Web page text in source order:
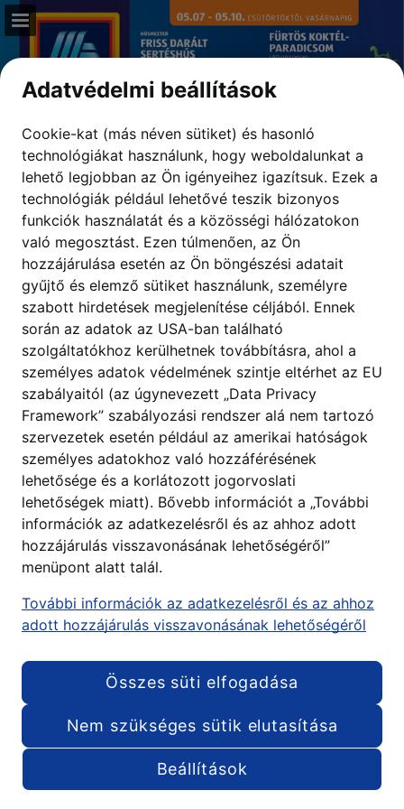
aldi.hu
Letöltés PDF
Keresés
Adatvédelmi irányelvek megtekintése
Adatvédelmi beállítások
Cookie-kat (más néven sütiket) és hasonló
technológiákat használunk, hogy weboldalunkat a
lehető legjobban az Ön igényeihez igazítsuk. Ezek a
technológiák például lehetővé teszik bizonyos
funkciók használatát és a közösségi hálózatokon
való megosztást. Ezen túlmenően, az Ön
hozzájárulása esetén az Ön böngészési adatait
gyűjtő és elemző sütiket használunk, személyre
szabott hirdetések megjelenítése céljából. Ennek
során az adatok az USA-ban található
szolgáltatókhoz kerülhetnek továbbításra, ahol a
személyes adatok védelmének szintje eltérhet az EU
szabályaitól (az úgynevezett „Data Privacy
Framework” szabályozási rendszer alá nem tartozó
szervezetek esetén például az amerikai hatóságok
személyes adatokhoz való hozzáférésének
lehetősége és a korlátozott jogorvoslati
lehetőségek miatt). Bővebb információt a „További
információk az adatkezelésről és az ahhoz adott
hozzájárulás visszavonásának lehetőségéről”
menüpont alatt talál.
További információk az adatkezelésről és az ahhoz
adott hozzájárulás visszavonásának lehetőségéről
Beállítások
Nem szükséges sütik elutasítása
Összes süti elfogadása